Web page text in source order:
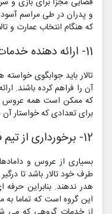
و پدران در طی مراسم
که هنگام انتخاب عمارت و
11- ارائه دهنده خدمات آتش بازی
تالار باید جوابگوی
آن را فراهم کرده باشند.
که ممکن است همه عروس و
برای تعدادی که خواستار
12- برخورداری از تیم فیلمبرداری حرفه ای
بسیاری از عروس و
طرف خود تالار باشد تا
هدر ندهند. بنابراین حرفه
این گروه است که تماما به